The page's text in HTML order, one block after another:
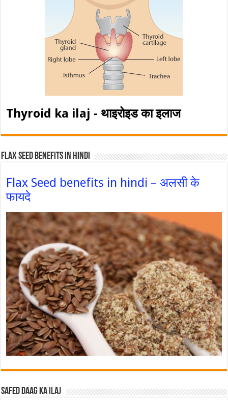
Thyroid ka ilaj - थाइरोइड का इलाज
Flax Seed Benefits in hindi
Flax Seed benefits in hindi – अलसी के
फायदे
Safed Daag ka ilaj